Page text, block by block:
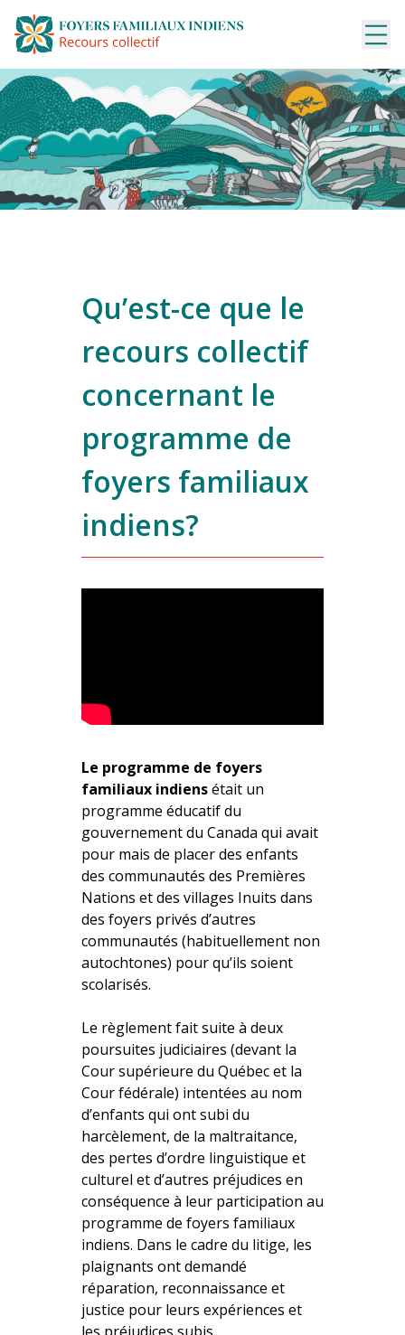
au
contenu
Qu’est-ce que le
recours collectif
concernant le
programme de
foyers familiaux
indiens?
Le programme de foyers
familiaux indiensétait un
programme éducatif du
gouvernement du Canada qui avait
pour mais de placer des enfants
des communautés des Premières
Nations et des villages Inuits dans
des foyers privés d’autres
communautés (habituellement non
autochtones) pour qu’ils soient
scolarisés.
Le règlement fait suite à deux
poursuites judiciaires (devant la
Cour supérieure du Québec et la
Cour fédérale) intentées au nom
d’enfants qui ont subi du
harcèlement, de la maltraitance,
des pertes d’ordre linguistique et
culturel et d’autres préjudices en
conséquence à leur participation au
programme de foyers familiaux
indiens. Dans le cadre du litige, les
plaignants ont demandé
réparation, reconnaissance et
justice pour leurs expériences et
les préjudices subis.